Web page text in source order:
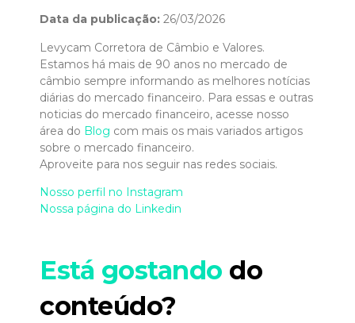
Data da publicação: 26/03/2026
Levycam Corretora de Câmbio e Valores.
Estamos há mais de 90 anos no mercado de
câmbio sempre informando as melhores notícias
diárias do mercado financeiro. Para essas e outras
noticias do mercado financeiro, acesse nosso
área do Blog com mais os mais variados artigos
sobre o mercado financeiro.
Aproveite para nos seguir nas redes sociais.
Nosso perfil no Instagram
Nossa página do Linkedin
Está gostando do
conteúdo?